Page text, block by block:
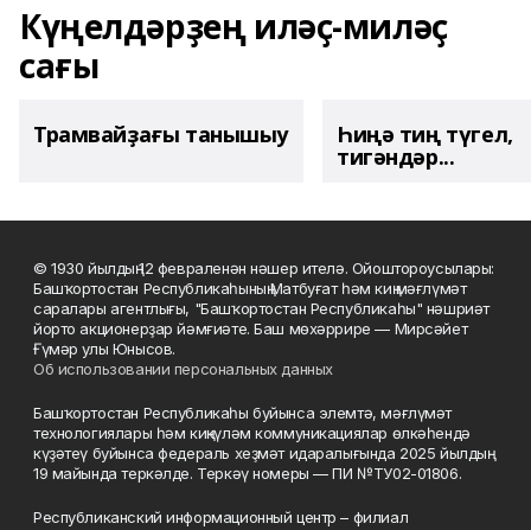
Күңелдәрҙең иләҫ-миләҫ
сағы
Трамвайҙағы танышыу Һиңә тиң түгел,
тигәндәр...
© 1930 йылдың 12 февраленән нәшер ителә. Ойоштороусылары:
Башҡортостан Республикаһының Матбуғат һәм киң мәғлүмәт
саралары агентлығы, "Башҡортостан Республикаһы" нәшриәт
йорто акционерҙар йәмғиәте. Баш мөхәррире — Мирсәйет
Ғүмәр улы Юнысов.
Об использовании персональных данных
Башҡортостан Республикаһы буйынса элемтә, мәғлүмәт
технологиялары һәм киңкүләм коммуникациялар өлкәһендә
күҙәтеү буйынса федераль хеҙмәт идаралығында 2025 йылдың
19 майында теркәлде. Теркәү номеры — ПИ №ТУ02-01806.
Республиканский информационный центр – филиал